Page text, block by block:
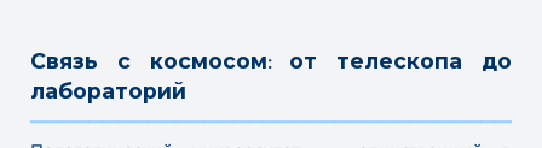
Связь с космосом: от телескопа до
лабораторий